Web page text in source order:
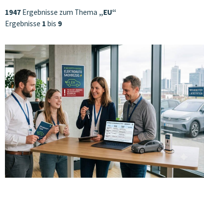
1947 Ergebnisse zum Thema „EU“
Ergebnisse 1 bis 9